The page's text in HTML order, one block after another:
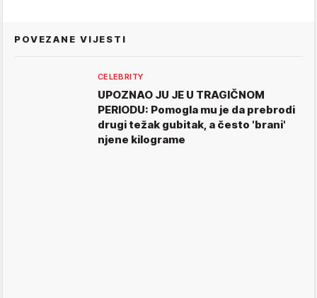
POVEZANE VIJESTI
CELEBRITY
UPOZNAO JU JE U TRAGIČNOM
PERIODU: Pomogla mu je da prebrodi
drugi težak gubitak, a često 'brani'
njene kilograme